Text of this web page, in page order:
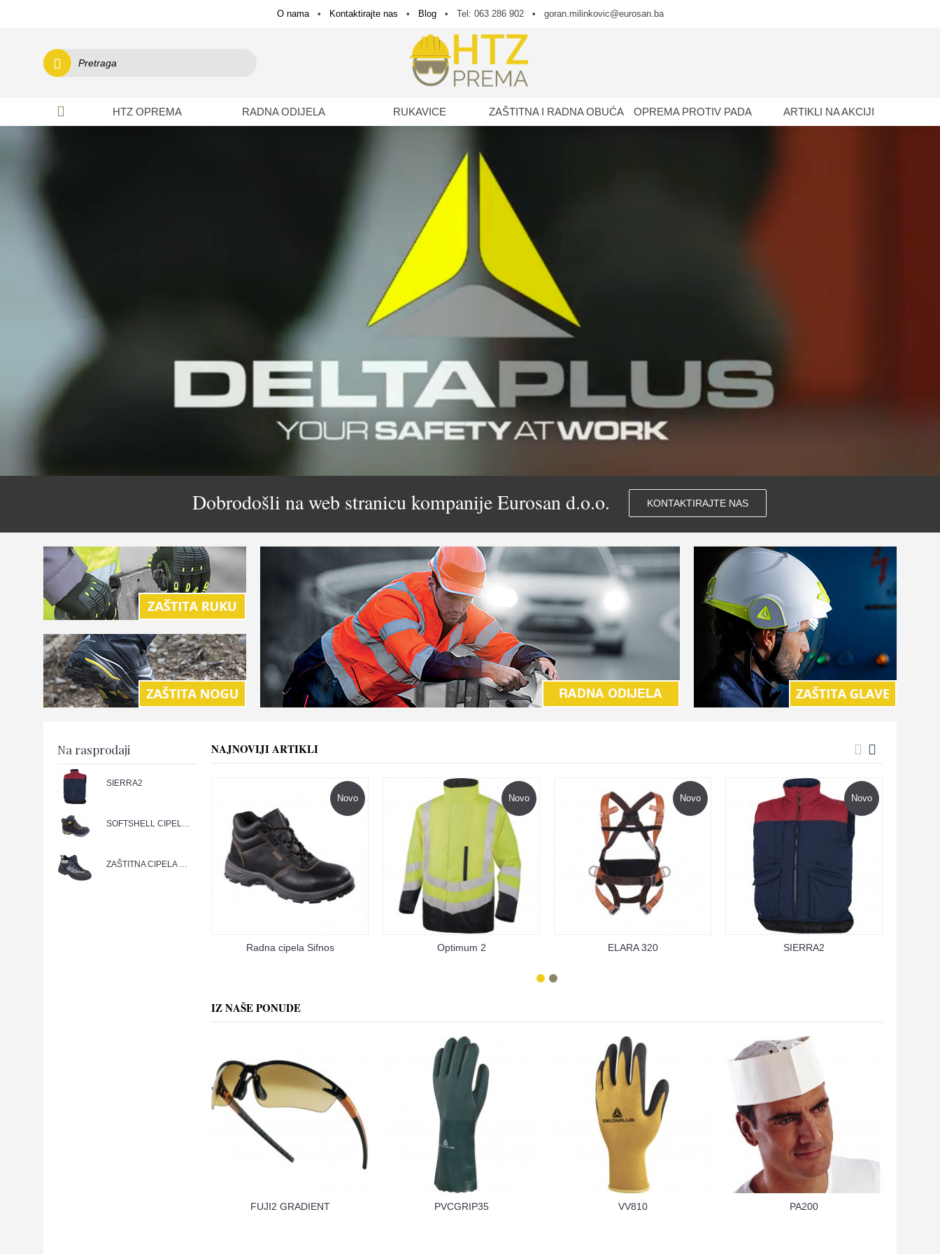
O nama • Kontaktirajte nas • Blog • Tel: 063 286 902 • goran.milinkovic@eurosan.ba
HTZ OPREMA RADNA ODIJELA RUKAVICE ZAŠTITNA I RADNA OBUĆA OPREMA PROTIV PADA ARTIKLI NA AKCIJI
Dobrodošli na web stranicu kompanije Eurosan d.o.o. KONTAKTIRAJTE NAS
Na rasprodaji
SIERRA2
SOFTSHELL CIPELA PHYLON
ZAŠTITNA CIPELA FOREST O1 VISOKA
NAJNOVIJI ARTIKLI
Novo
Radna cipela Sifnos
Novo
Optimum 2
Novo
ELARA 320
Novo
SIERRA2
IZ NAŠE PONUDE
FUJI2 GRADIENT PVCGRIP35 VV810 PA200